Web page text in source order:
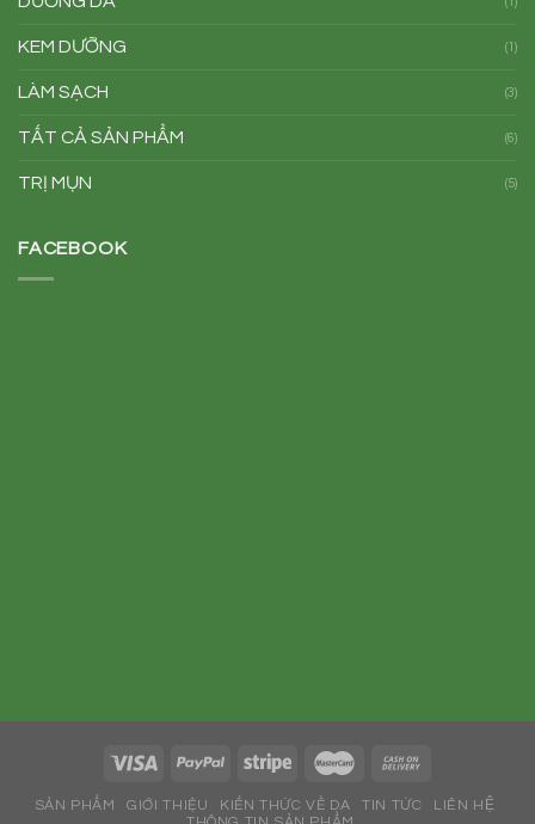
KEM DƯỠNG (1)
LÀM SẠCH (3)
TẤT CẢ SẢN PHẨM (6)
TRỊ MỤN (5)
FACEBOOK
SẢN PHẨM GIỚI THIỆU KIẾN THỨC VỀ DA TIN TỨC
LIÊN HỆ